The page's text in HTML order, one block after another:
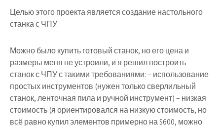
Целью этого проекта является создание настольного
станка с ЧПУ.
Можно было купить готовый станок, но его цена и
размеры меня не устроили, и я решил построить
станок с ЧПУ с такими требованиями: – использование
простых инструментов (нужен только сверлильный
станок, ленточная пила и ручной инструмент) – низкая
стоимость (я ориентировался на низкую стоимость, но
всё равно купил элементов примерно на $600, можно